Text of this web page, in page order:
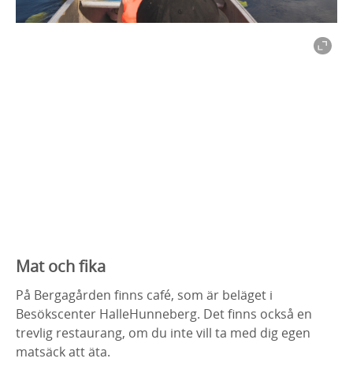
Mat och fika
På Bergagården finns café, som är beläget i
Besökscenter HalleHunneberg. Det finns också en
trevlig restaurang, om du inte vill ta med dig egen
matsäck att äta.